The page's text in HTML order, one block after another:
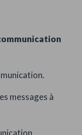
messages à